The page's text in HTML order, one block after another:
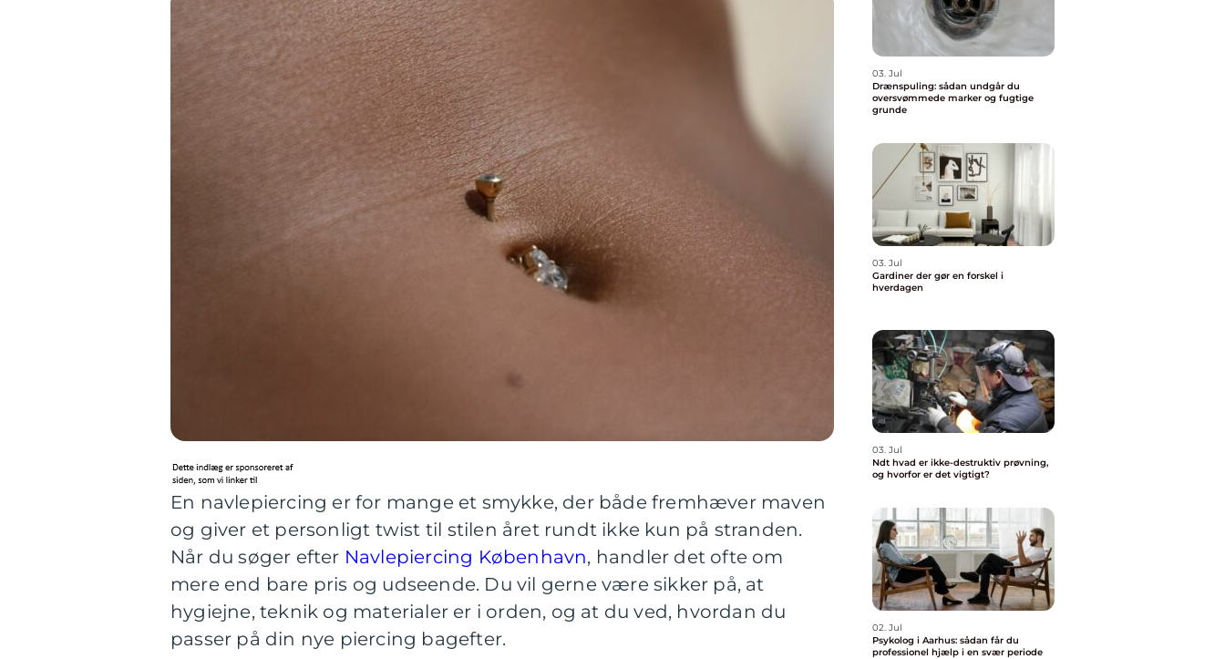
En navlepiercing er for mange et smykke, der både fremhæver maven
og giver et personligt twist til stilen året rundt ikke kun på stranden.
Når du søger efter Navlepiercing København, handler det ofte om
mere end bare pris og udseende. Du vil gerne være sikker på, at
hygiejne, teknik og materialer er i orden, og at du ved, hvordan du
passer på din nye piercing bagefter.
03. Jul
Drænspuling: sådan undgår du
oversvømmede marker og fugtige
grunde
03. Jul
Gardiner der gør en forskel i
hverdagen
03. Jul
Ndt hvad er ikke-destruktiv prøvning,
og hvorfor er det vigtigt?
02. Jul
Psykolog i Aarhus: sådan får du
professionel hjælp i en svær periode